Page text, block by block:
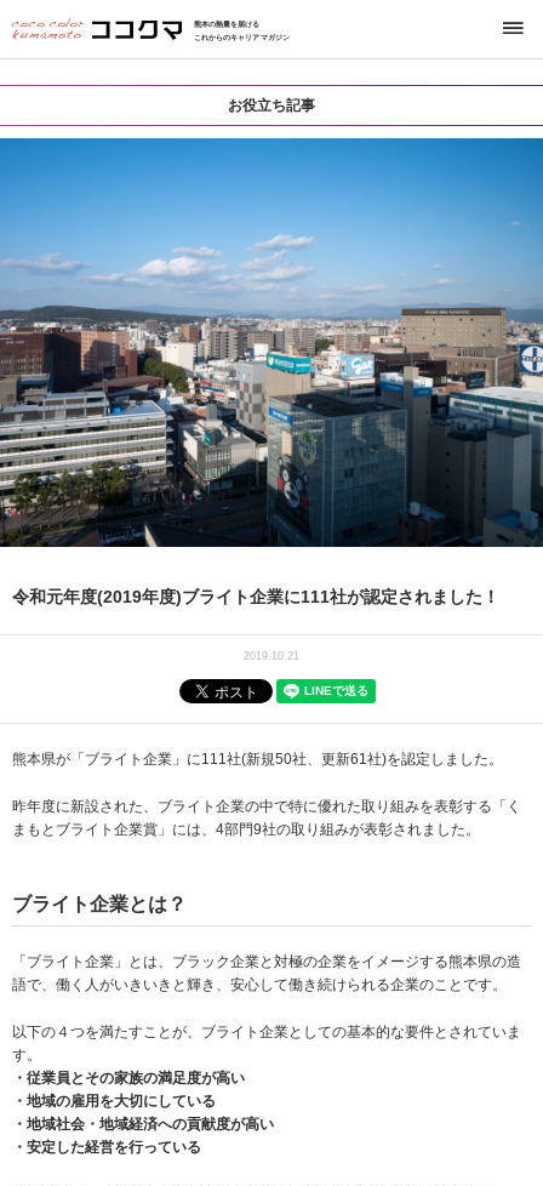
熊本の熱量を届ける
これからのキャリアマガジン
お役立ち記事
令和元年度(2019年度)ブライト企業に111社が認定されました！
2019.10.21
熊本県が「ブライト企業」に111社(新規50社、更新61社)を認定しました。
昨年度に新設された、ブライト企業の中で特に優れた取り組みを表彰する「く
まもとブライト企業賞」には、4部門9社の取り組みが表彰されました。
ブライト企業とは？
「ブライト企業」とは、ブラック企業と対極の企業をイメージする熊本県の造
語で、働く人がいきいきと輝き、安心して働き続けられる企業のことです。
以下の４つを満たすことが、ブライト企業としての基本的な要件とされていま
す。
・従業員とその家族の満足度が高い
・地域の雇用を大切にしている
・地域社会・地域経済への貢献度が高い
・安定した経営を行っている